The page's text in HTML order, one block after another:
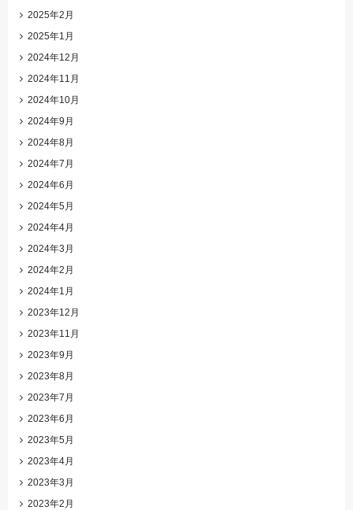
2025年2月
2025年1月
2024年12月
2024年11月
2024年10月
2024年9月
2024年8月
2024年7月
2024年6月
2024年5月
2024年4月
2024年3月
2024年2月
2024年1月
2023年12月
2023年11月
2023年9月
2023年8月
2023年7月
2023年6月
2023年5月
2023年4月
2023年3月
2023年2月